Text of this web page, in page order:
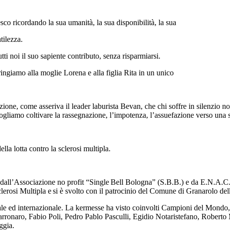
ricordando la sua umanità, la sua disponibilità, la sua
noi il suo sapiente contributo, senza risparmiarsi.
alla moglie Lorena e alla figlia Rita in un unico
come asseriva il leader laburista Bevan, che chi soffre in silenzio
coltivare la rassegnazione, l’impotenza, l’assuefazione verso
lotta contro la sclerosi multipla.
dall’Associazione no profit “Single Bell Bologna” (S.B.B.) e da
Multipla e si è svolto con il patrocinio del Comune di Granarolo
ed internazionale. La kermesse ha visto coinvolti Campioni del
Fabio Poli, Pedro Pablo Pasculli, Egidio Notaristefano,